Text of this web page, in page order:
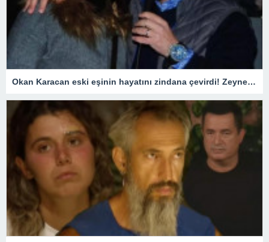
Okan Karacan eski eşinin hayatını zindana çevirdi! Zeynep Kadıoğlu savcılığa koştu: Beni tuzağa çekmeye çalışıyor